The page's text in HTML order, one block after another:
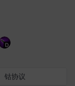
D
钴协议